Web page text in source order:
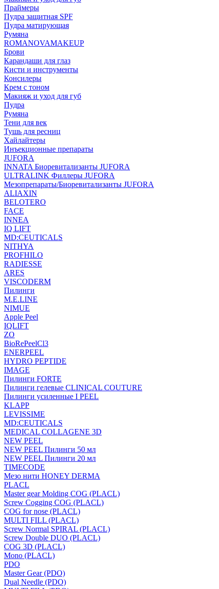
Праймеры
Пудра защитная SPF
Пудра матирующая
Румяна
ROMANOVAMAKEUP
Брови
Карандаши для глаз
Кисти и инструменты
Консилеры
Крем с тоном
Макияж и уход для губ
Пудра
Румяна
Тени для век
Тушь для ресниц
Хайлайтеры
Инъекционные препараты
JUFORA
INNATA Биоревитализанты JUFORA
ULTRALINK Филлеры JUFORA
Мезопрепараты/Биоревитализанты JUFORA
ALIAXIN
BELOTERO
FACE
INNEA
IQ LIFT
MD:CEUTICALS
NITHYA
PROFHILO
RADIESSE
ARES
VISCODERM
Пилинги
M.E.LINE
NIMUE
Apple Peel
IQLIFT
ZO
BioRePeelCl3
ENERPEEL
HYDRO PEPTIDE
IMAGE
Пилинги FORTE
Пилинги гелевые CLINICAL COUTURE
Пилинги усиленные I PEEL
KLAPP
LEVISSIME
MD:CEUTICALS
MEDICAL COLLAGENE 3D
NEW PEEL
NEW PEEL Пилинги 50 мл
NEW PEEL Пилинги 20 мл
TIMECODE
Мезо нити HONEY DERMA
PLACL
Master gear Molding COG (PLACL)
Screw Cogging COG (PLACL)
COG for nose (PLACL)
MULTI FILL (PLACL)
Screw Normal SPIRAL (PLACL)
Screw Double DUO (PLACL)
COG 3D (PLACL)
Mono (PLACL)
PDO
Master Gear (PDO)
Dual Needle (PDO)